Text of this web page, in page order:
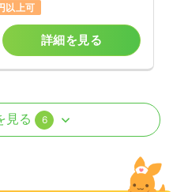
以上可
詳細を見る
見る 6